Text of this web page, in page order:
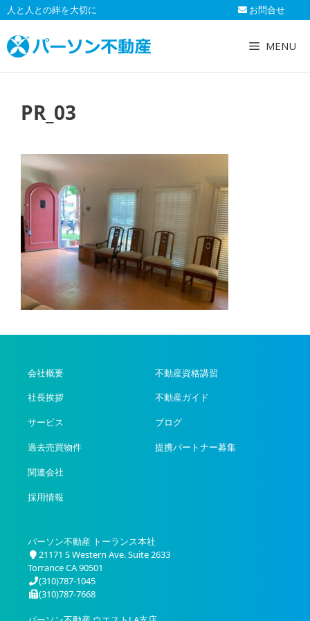
コ
ン
テ
ン
人と人との絆を大切に お問合せ
MENU
PR_03
会社概要
社長挨拶
サービス
過去売買物件
関連会社
採用情報
不動産資格講習
不動産ガイド
ブログ
提携パートナー募集
パーソン不動産 トーランス本社
21171 S Western Ave. Suite 2633
Torrance CA 90501
(310)787-1045
(310)787-7668